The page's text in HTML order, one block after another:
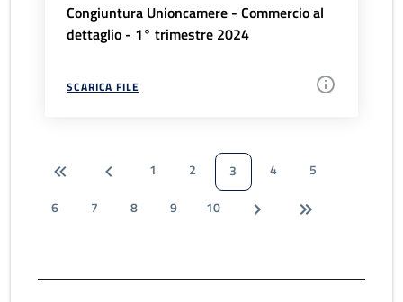
Congiuntura Unioncamere - Commercio al
dettaglio - 1° trimestre 2024
SCARICA FILE
1 2 3 4
5
6
7 8 9 10